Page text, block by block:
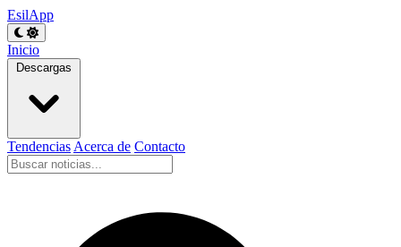
EsilApp
Inicio
Descargas
Tendencias Acerca de Contacto